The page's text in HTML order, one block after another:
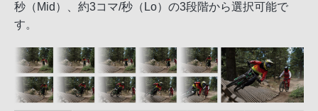
秒（Mid）、約3コマ/秒（Lo）の3段階から選択可能で
す。